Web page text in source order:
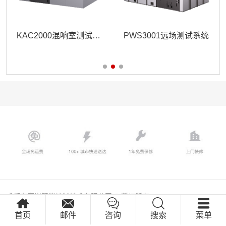
KAC2000混响室测试系统 PWS3001远场测试系统
首页 邮件 咨询 搜索 菜单
成都市宽岸智能控制技术有限公司 © 版权所有
蜀ICP备2022018249号